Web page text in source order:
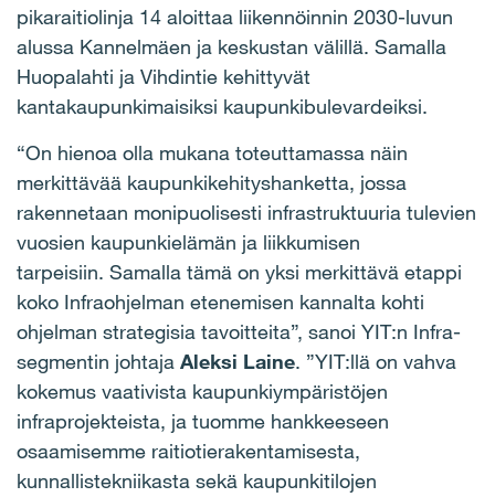
pikaraitiolinja 14 aloittaa liikennöinnin 2030-luvun
alussa Kannelmäen ja keskustan välillä. Samalla
Huopalahti ja Vihdintie kehittyvät
kantakaupunkimaisiksi kaupunkibulevardeiksi.
“On hienoa olla mukana toteuttamassa näin
merkittävää kaupunkikehityshanketta, jossa
rakennetaan monipuolisesti infrastruktuuria tulevien
vuosien kaupunkielämän ja liikkumisen
tarpeisiin. Samalla tämä on yksi merkittävä etappi
koko Infraohjelman etenemisen kannalta kohti
ohjelman strategisia tavoitteita”, sanoi YIT:n Infra-
segmentin johtaja Aleksi Laine. ”YIT:llä on vahva
kokemus vaativista kaupunkiympäristöjen
infraprojekteista, ja tuomme hankkeeseen
osaamisemme raitiotierakentamisesta,
kunnallistekniikasta sekä kaupunkitilojen